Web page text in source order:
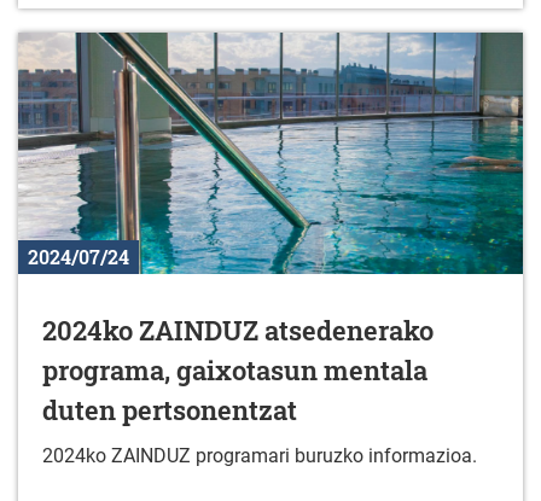
2024/07/24
2024ko ZAINDUZ atsedenerako
programa, gaixotasun mentala
duten pertsonentzat
2024ko ZAINDUZ programari buruzko informazioa.